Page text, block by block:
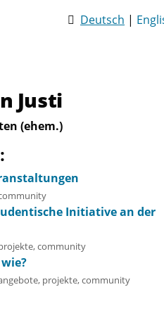
Deutsch |
Justi
(ehem.)
Initiative an der
community
projekte, community